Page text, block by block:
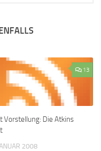
13
Vorstellung: Die Atkins
2008